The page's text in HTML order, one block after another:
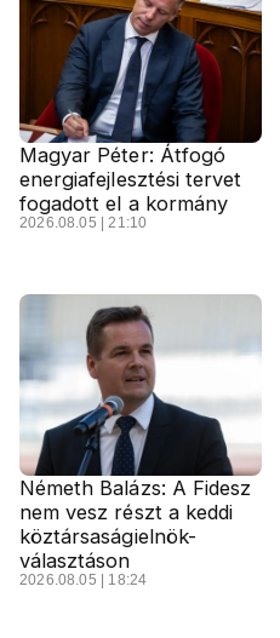
Magyar Péter: Átfogó
energiafejlesztési tervet
fogadott el a kormány
2026.08.05 | 21:10
Németh Balázs: A Fidesz
nem vesz részt a keddi
köztársaságielnök-
választáson
2026.08.05 | 18:24